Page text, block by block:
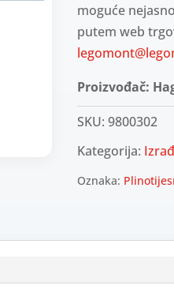
moguće
putem web
Proizvođač:
SKU:9800302
Kategorija:
Oznaka: